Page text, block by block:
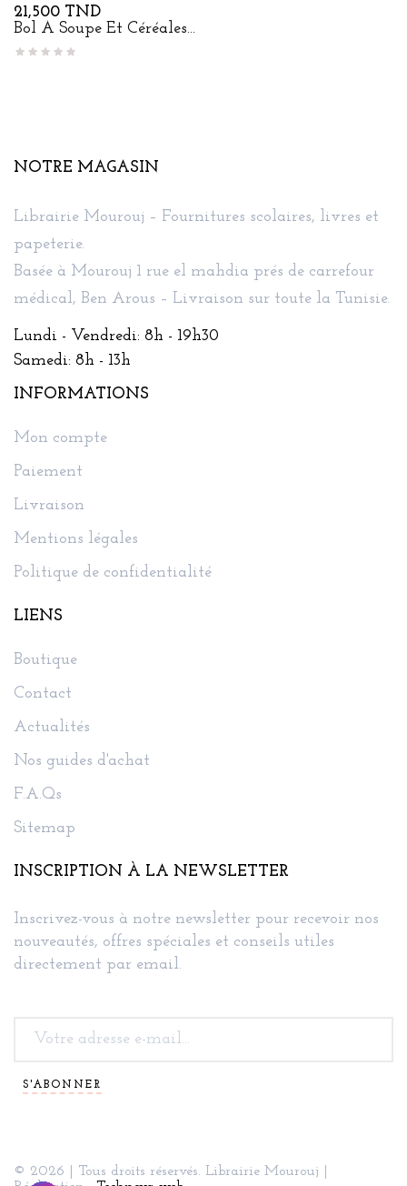
Prix
21,500 TND
Bol À Soupe Et Céréales...
NOTRE MAGASIN
Librairie Mourouj – Fournitures scolaires, livres et
papeterie.
Basée à Mourouj 1 rue el mahdia prés de carrefour
médical, Ben Arous – Livraison sur toute la Tunisie.
Lundi - Vendredi: 8h - 19h30
Samedi: 8h - 13h
INFORMATIONS
Mon compte
Paiement
Livraison
Mentions légales
Politique de confidentialité
LIENS
Boutique
Contact
Actualités
Nos guides d'achat
F.A.Qs
Sitemap
INSCRIPTION À LA NEWSLETTER
Inscrivez-vous à notre newsletter pour recevoir nos
nouveautés, offres spéciales et conseils utiles
directement par email.
S'ABONNER
© 2026 | Tous droits réservés. Librairie Mourouj |